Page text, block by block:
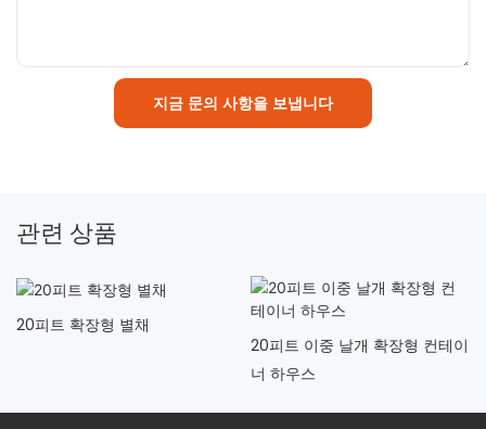
지금 문의 사항을 보냅니다
관련 상품
20피트 확장형 별채
20피트 이중 날개 확장형 컨테이
너 하우스